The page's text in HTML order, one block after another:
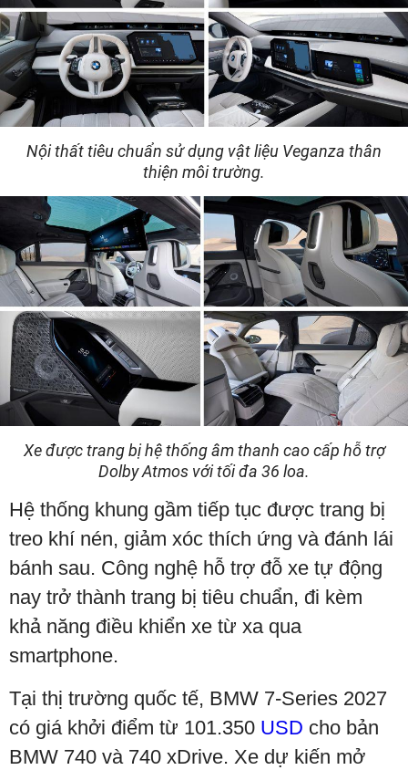
Nội thất tiêu chuẩn sử dụng vật liệu Veganza thân
thiện môi trường.
Xe được trang bị hệ thống âm thanh cao cấp hỗ trợ
Dolby Atmos với tối đa 36 loa.
Hệ thống khung gầm tiếp tục được trang bị
treo khí nén, giảm xóc thích ứng và đánh lái
bánh sau. Công nghệ hỗ trợ đỗ xe tự động
nay trở thành trang bị tiêu chuẩn, đi kèm
khả năng điều khiển xe từ xa qua
smartphone.
Tại thị trường quốc tế, BMW 7-Series 2027
có giá khởi điểm từ 101.350 USD cho bản
BMW 740 và 740 xDrive. Xe dự kiến mở